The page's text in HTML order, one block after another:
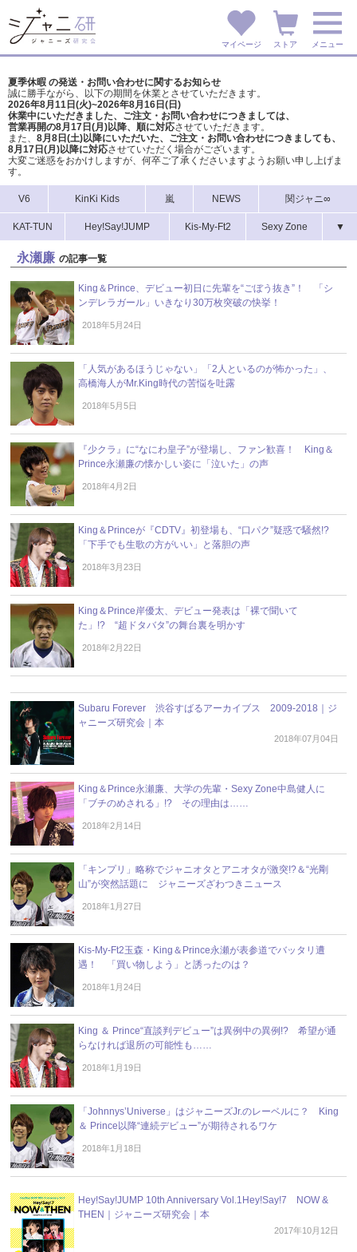
マイページ ストア メニュー
夏季休暇 の発送・お問い合わせに関するお知らせ
誠に勝手ながら、以下の期間を休業とさせていただきます。
2026年8月11日(火)~2026年8月16日(日)
休業中にいただきました、ご注文・お問い合わせにつきましては、
営業再開の8月17日(月)以降、順に対応させていただきます。
また、 8月8日(土)以降にいただいた、ご注文・ お問い合わせにつきましても、
8月17日(月)以降に対応させていただく場合がございます。
大変ご迷惑をおかけしますが、 何卒ご了承くださいますようお願い申し上げま
す。
V6 KinKi Kids 嵐 NEWS 関ジャニ∞
KAT-TUN Hey!Say!JUMP Kis-My-Ft2 Sexy Zone ▼
永瀬廉 の記事一覧
King＆Prince、デビュー初日に先輩を“ごぼう抜き”！ 「シ
ンデレラガール」いきなり30万枚突破の快挙！
2018年5月24日
「人気があるほうじゃない」「2人といるのが怖かった」、
高橋海人がMr.King時代の苦悩を吐露
2018年5月5日
『少クラ』に“なにわ皇子”が登場し、ファン歓喜！ King＆
Prince永瀬廉の懐かしい姿に「泣いた」の声
2018年4月2日
King＆Princeが『CDTV』初登場も、“口パク”疑惑で騒然!?
「下手でも生歌の方がいい」と落胆の声
2018年3月23日
King＆Prince岸優太、デビュー発表は「裸で聞いて
た」!? “超ドタバタ”の舞台裏を明かす
2018年2月22日
Subaru Forever 渋谷すばるアーカイブス 2009-2018｜ジ
ャニーズ研究会｜本
2018年07月04日
King＆Prince永瀬廉、大学の先輩・Sexy Zone中島健人に
「ブチのめされる」!? その理由は……
2018年2月14日
「キンプリ」略称でジャニオタとアニオタが激突!?＆“光剛
山”が突然話題に ジャニーズざわつきニュース
2018年1月27日
Kis-My-Ft2玉森・King＆Prince永瀬が表参道でバッタリ遭
遇！ 「買い物しよう」と誘ったのは？
2018年1月24日
King ＆ Prince“直談判デビュー”は異例中の異例!? 希望が通
らなければ退所の可能性も……
2018年1月19日
「Johnnys’Universe」はジャニーズJr.のレーベルに？ King
＆ Prince以降“連続デビュー”が期待されるワケ
2018年1月18日
Hey!Say!JUMP 10th Anniversary Vol.1Hey!Say!7 NOW &
THEN｜ジャニーズ研究会｜本
2017年10月12日